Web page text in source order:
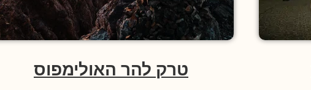
טרק להר האולימפוס